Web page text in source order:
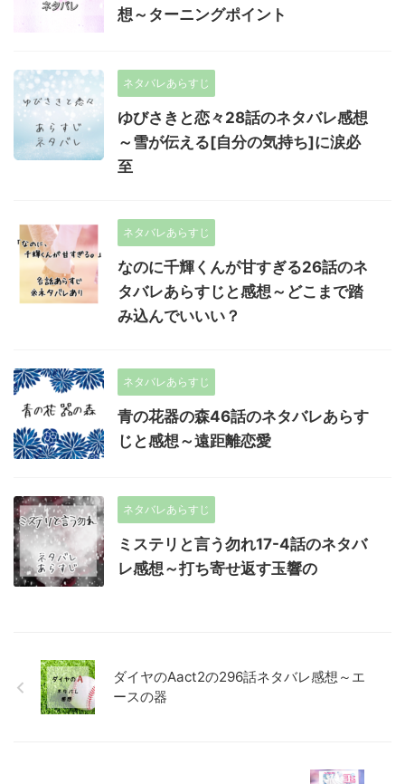
想～ターニングポイント
ネタバレあらすじ
ゆびさきと恋々28話のネタバレ感想
～雪が伝える[自分の気持ち]に涙必
至
ネタバレあらすじ
なのに千輝くんが甘すぎる26話のネ
タバレあらすじと感想～どこまで踏
み込んでいいい？
ネタバレあらすじ
青の花器の森46話のネタバレあらす
じと感想～遠距離恋愛
ネタバレあらすじ
ミステリと言う勿れ17-4話のネタバ
レ感想～打ち寄せ返す玉響の
ダイヤのAact2の296話ネタバレ感想～エ
ースの器